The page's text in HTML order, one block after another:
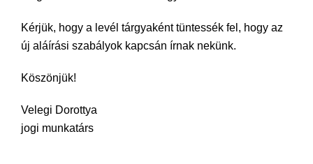
Kérjük, hogy a levél tárgyaként tüntessék fel, hogy az
új aláírási szabályok kapcsán írnak nekünk.
Köszönjük!
Velegi Dorottya
jogi munkatárs